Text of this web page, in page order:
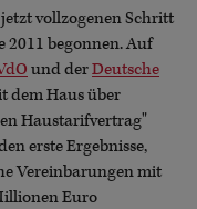
vollzogenen Schritt
2011 begonnen. Auf
und derDeutsche
dem Haus über
Haustarifvertrag"
erste Ergebnisse,
Vereinbarungen mit
Euro